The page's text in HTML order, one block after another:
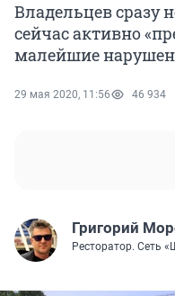
Владельцев сразу
сейчас активно
малейшие
29 мая 2020, 11:56 46 934
Григорий
Ресторатор. Сеть